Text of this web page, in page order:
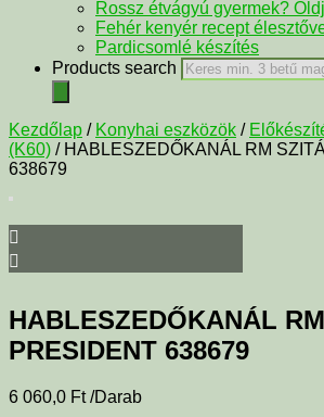
Rossz étvágyú gyermek?
Fehér kenyér recept
Pardicsomlé készítés
Products search
Kezdőlap / Konyhai eszközök /
(K60) / HABLESZEDŐKANÁL RM
638679
HABLESZEDŐKANÁL
PRESIDENT 638679
6 060,0 Ft /Darab